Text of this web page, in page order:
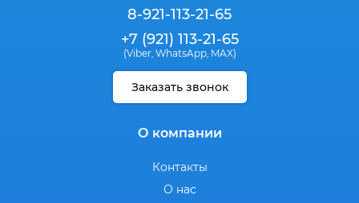
8-921-113-21-65
+7 (921) 113-21-65
(Viber, WhatsApp, MAX)
Заказать звонок
О компании
Контакты
О нас